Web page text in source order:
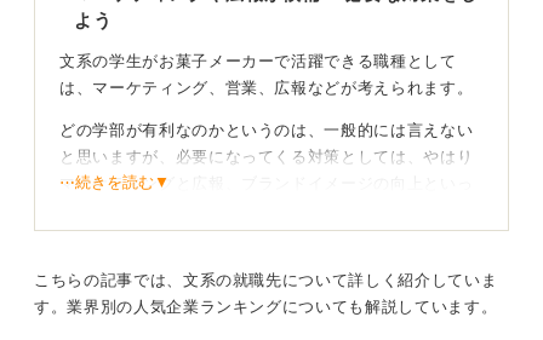
よう
文系の学生がお菓子メーカーで活躍できる職種として
は、マーケティング、営業、広報などが考えられます。
どの学部が有利なのかというのは、一般的には言えない
と思いますが、必要になってくる対策としては、やはり
マーケティングと広報、ブランドイメージの向上といっ
⋯続きを読む▼
こちらの記事では、文系の就職先について詳しく紹介していま
す。業界別の人気企業ランキングについても解説しています。